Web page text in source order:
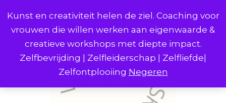
Kunst en creativiteit helen de ziel. Coaching voor
vrouwen die willen werken aan eigenwaarde &
creatieve workshops met diepte impact.
Zelfbevrijding | Zelfleiderschap | Zelfliefde|
Zelfontplooiing Negeren